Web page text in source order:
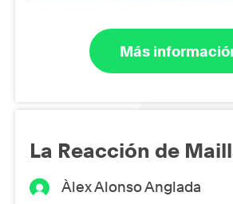
Más
La Reacción de
Àlex Alonso Anglada